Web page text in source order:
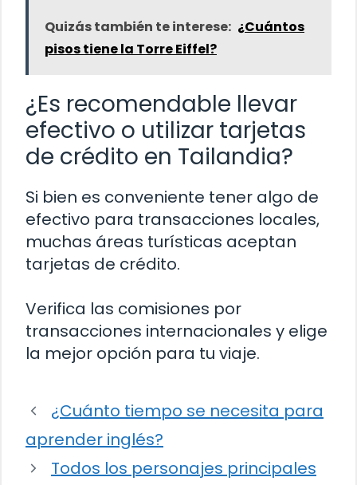
Quizás también te interese: ¿Cuántos
pisos tiene la Torre Eiffel?
¿Es recomendable llevar
efectivo o utilizar tarjetas
de crédito en Tailandia?
Si bien es conveniente tener algo de
efectivo para transacciones locales,
muchas áreas turísticas aceptan
tarjetas de crédito.
Verifica las comisiones por
transacciones internacionales y elige
la mejor opción para tu viaje.
¿Cuánto tiempo se necesita para
aprender inglés?
Todos los personajes principales